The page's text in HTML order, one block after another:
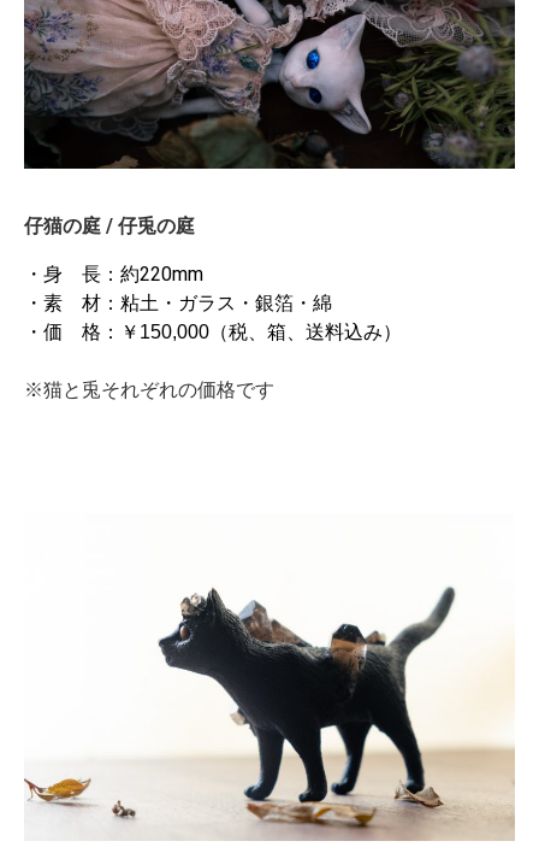
仔猫の庭 / 仔兎の庭
・身 長：約220mm
・素 材：粘土・ガラス・銀箔・綿
・価 格：￥150,000（税、箱、送料込み）
※猫と兎それぞれの価格です